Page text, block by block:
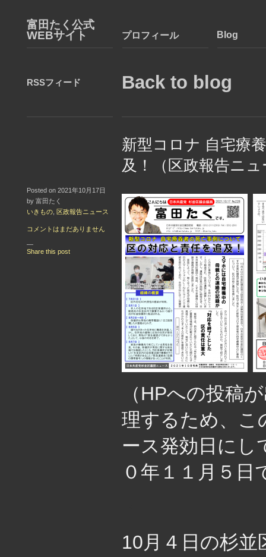
富田たく公式
WEBサイト
プロフィール Blog
RSSフィード Back to blog
新型コロナ 自宅療
及！（区政報告ニ
Posted on 2021年10月17日
by 富田たく
いきもの 区政報告ニュース
コメントはまだありません
—
Share this post
（HPへの投稿
理するため、こ
ース発効日にし
０年１１月５日
10月４日の杉並